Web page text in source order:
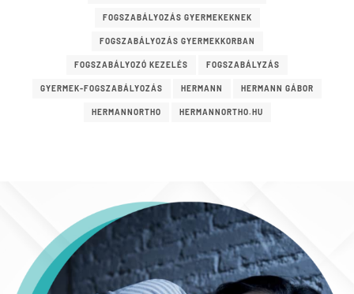
FOGSZABÁLYOZÁS GYERMEKEKNEK
FOGSZABÁLYOZÁS GYERMEKKORBAN
FOGSZABÁLYOZÓ KEZELÉS FOGSZABÁLYZÁS
GYERMEK-FOGSZABÁLYOZÁS HERMANN HERMANN GÁBOR
HERMANNORTHO HERMANNORTHO.HU